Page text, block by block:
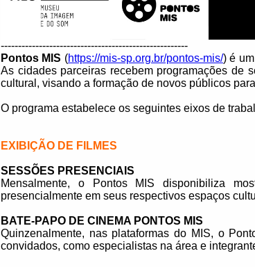
------------------------------------------------------
Pontos MIS (https://mis-sp.org.br/pontos-mis/) é
As cidades parceiras recebem programações de
cultural, visando a formação de novos públicos
O programa estabelece os seguintes eixos de
EXIBIÇÃO DE FILMES
SESSÕES PRESENCIAIS
Mensalmente, o Pontos MIS disponibiliza
presencialmente em seus respectivos espaços
BATE-PAPO DE CINEMA PONTOS MIS
Quinzenalmente, nas plataformas do MIS, o
convidados, como especialistas na área e